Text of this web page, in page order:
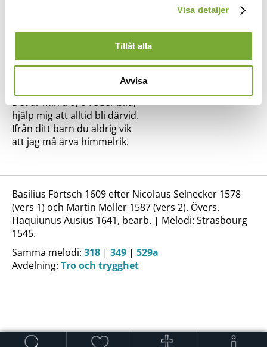
-länken i nedre delen
Visa detaljer
Tillåt alla
Avvisa
Du är min enda tröst och fröjd.
Uti min nöd och stora brist
är du min hjälp, det vet jag visst.
Det är min tro, o Fader blid,
hjälp mig att alltid bli därvid.
Ifrån ditt barn du aldrig vik
att jag må ärva himmelrik.
Basilius Förtsch 1609 efter Nicolaus Selnecker 1578
(vers 1) och Martin Moller 1587 (vers 2). Övers.
Haquiunus Ausius 1641, bearb. | Melodi: Strasbourg
1545.
Samma melodi: 318 | 349 | 529a
Avdelning: Tro och trygghet